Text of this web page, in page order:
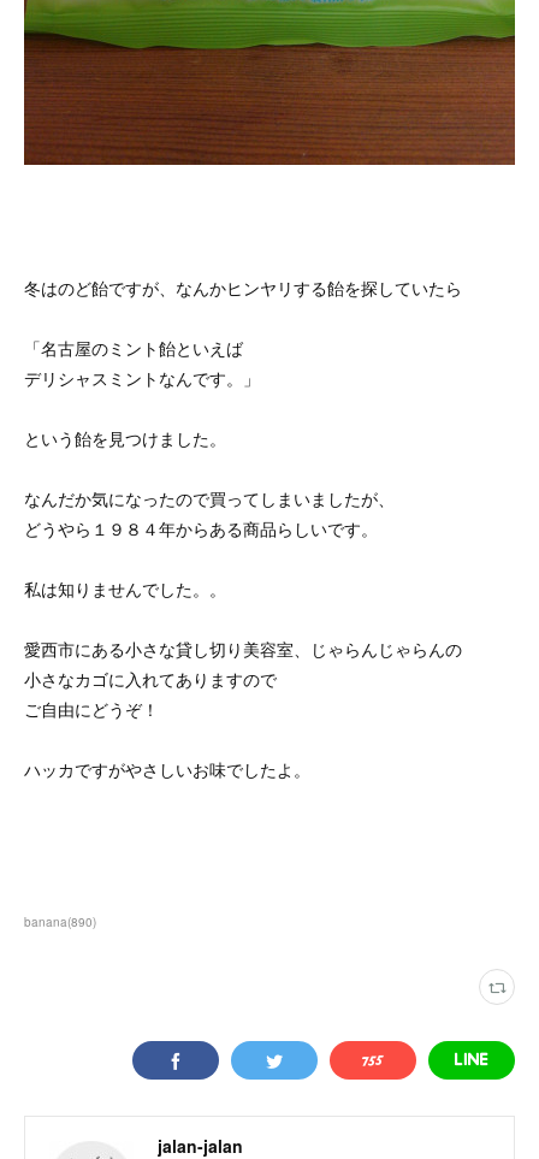
冬はのど飴ですが、なんかヒンヤリする飴を探していたら
「名古屋のミント飴といえば
デリシャスミントなんです。」
という飴を見つけました。
なんだか気になったので買ってしまいましたが、
どうやら１９８４年からある商品らしいです。
私は知りませんでした。。
愛西市にある小さな貸し切り美容室、じゃらんじゃらんの
小さなカゴに入れてありますので
ご自由にどうぞ！
ハッカですがやさしいお味でしたよ。
banana(890)
jalan-jalan